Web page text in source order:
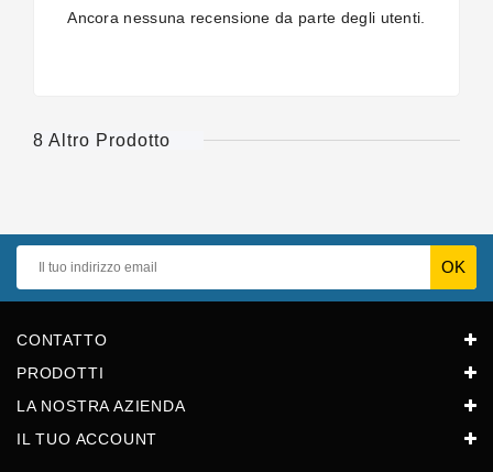
Ancora nessuna recensione da parte degli utenti.
8 Altro Prodotto
CONTATTO
PRODOTTI
LA NOSTRA AZIENDA
IL TUO ACCOUNT